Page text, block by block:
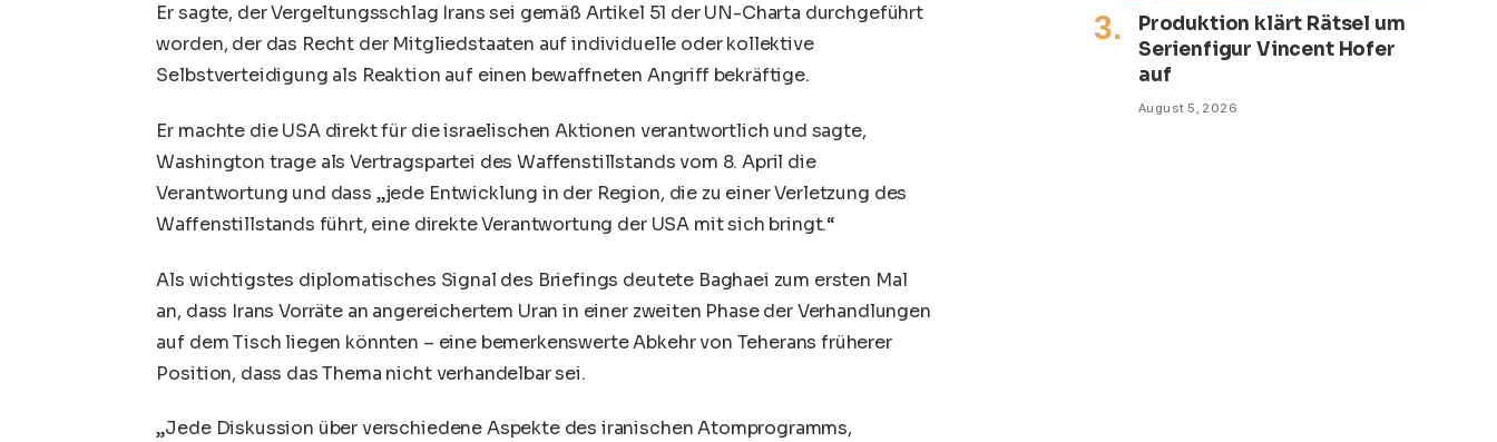
Er sagte, der Vergeltungsschlag Irans sei gemäß Artikel 51 der UN-Charta durchgeführt
worden, der das Recht der Mitgliedstaaten auf individuelle oder kollektive
Selbstverteidigung als Reaktion auf einen bewaffneten Angriff bekräftige.
Er machte die USA direkt für die israelischen Aktionen verantwortlich und sagte,
Washington trage als Vertragspartei des Waffenstillstands vom 8. April die
Verantwortung und dass „jede Entwicklung in der Region, die zu einer Verletzung des
Waffenstillstands führt, eine direkte Verantwortung der USA mit sich bringt.“
Als wichtigstes diplomatisches Signal des Briefings deutete Baghaei zum ersten Mal
an, dass Irans Vorräte an angereichertem Uran in einer zweiten Phase der Verhandlungen
auf dem Tisch liegen könnten – eine bemerkenswerte Abkehr von Teherans früherer
Position, dass das Thema nicht verhandelbar sei.
„Jede Diskussion über verschiedene Aspekte des iranischen Atomprogramms,
Produktion klärt Rätsel um
Serienfigur Vincent Hofer
auf
August 5, 2026